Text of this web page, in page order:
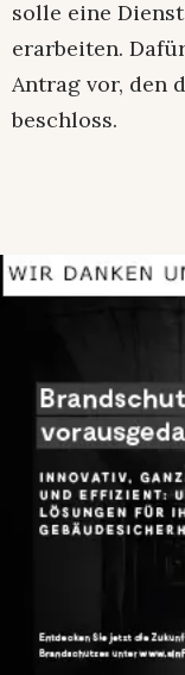
solle eine
erarbeiten.
Antrag vor, den
beschloss.